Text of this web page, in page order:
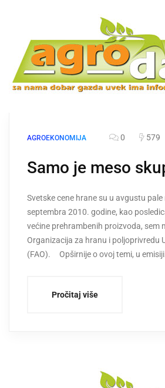
AGROEKONOMIJA 0 579
Samo je meso
Svetske cene hrane su u avgustu
septembra 2010. godine, kao
većine prehrambenih proizvoda, sem
Organizacija za hranu i poljoprivredu
(FAO). Opširnije o ovoj temi, u
Pročitaj više